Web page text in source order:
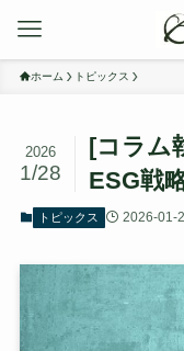
ホーム トピックス
[コラム
ESG戦
2026
1/28
トピックス 2026-01-